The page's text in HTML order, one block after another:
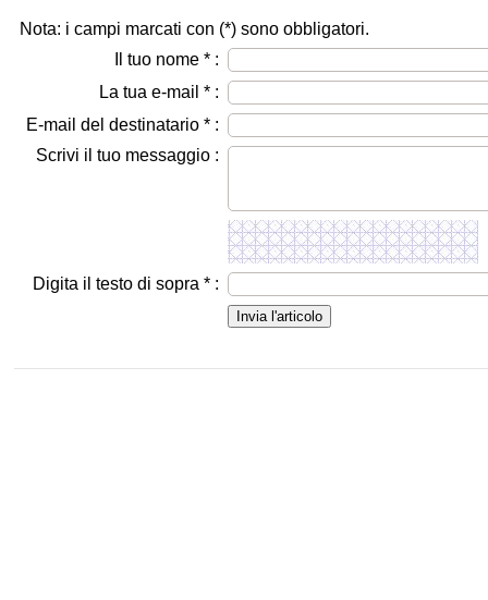
Nota: i campi marcati con (*) sono obbligatori.
Il tuo nome * :
La tua e-mail * :
E-mail del destinatario * :
Scrivi il tuo messaggio :
Digita il testo di sopra * :